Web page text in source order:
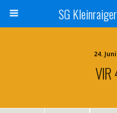
SG
24.
VIR